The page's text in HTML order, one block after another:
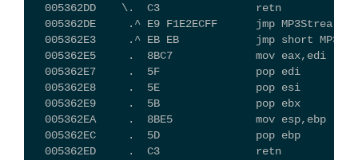
005362DD    \.  C3               retn
005362DE     .^ E9 F1E2ECFF      jmp
005362E3     .^ EB EB            jmp short
005362E5     .  8BC7             mov eax,edi
005362E7     .  5F               pop edi
005362E8     .  5E               pop esi
005362E9     .  5B               pop ebx
005362EA     .  8BE5             mov esp,ebp
005362EC     .  5D               pop ebp
005362ED     .  C3               retn